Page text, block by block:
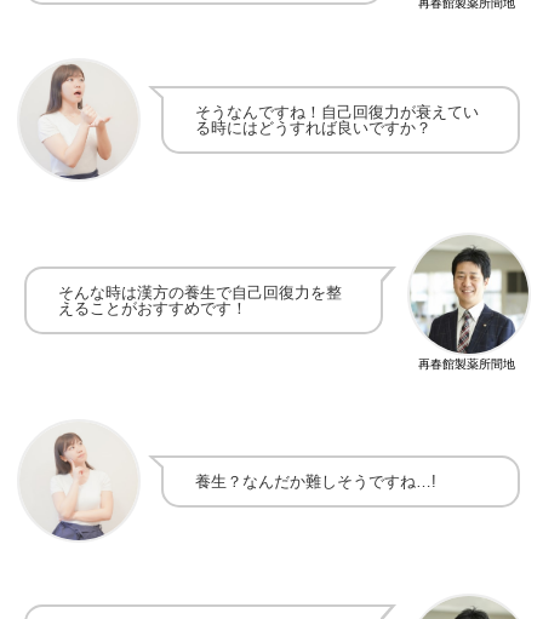
再春館製薬所間地
そうなんですね！ 自己回復力が衰えてい
る時にはどうすれば良いですか？
再春館製薬所間地
そんな時は漢方の養生で自己回復力を整
えることがおすすめです！
養生？ なんだか難しそうですね…!